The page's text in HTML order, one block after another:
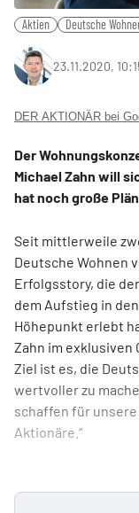
Aktien Deutsche
23.11.2020,
DER AKTIONÄR bei
Der
Michael Zahn will
hat noch große
Seit mittlerweile
Deutsche Wohnen
Erfolgsstory, die
dem Aufstieg in
Höhepunkt erlebt
Zahn im exklusiven
Ziel ist es, die
wertvoller zu
schaffen für
Aktionäre.“